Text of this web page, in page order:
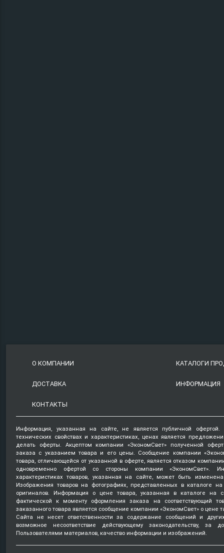
О КОМПАНИИ КАТАЛОГИ
ДОСТАВКА ИНФОРМАЦИЯ
КОНТАКТЫ
Информация, указанная на сайте, не является публичной
технических свойствах и характеристиках, ценах является
делать оферты. Акцептом компании «ЭкономСвет» полученной
заказа с указанием товара и его цены. Сообщение компании
товара, отличающейся от указанной в оферте, является отказом
одновременно офертой со стороны компании «ЭкономСвет».
характеристиках товаров, указанная на сайте, может быть
Изображения товаров на фотографиях, представленных в каталоге на
оригиналов. Информация о цене товара, указанная в каталоге на
фактической к моменту оформления заказа на соответствующий
заказанного товара является сообщение компании «ЭкономСвет» о цене
Сайта не несет ответственности за содержание сообщений и
возможное несоответствие действующему законодательству, за
Пользователями материалов, качество информации и изображений.